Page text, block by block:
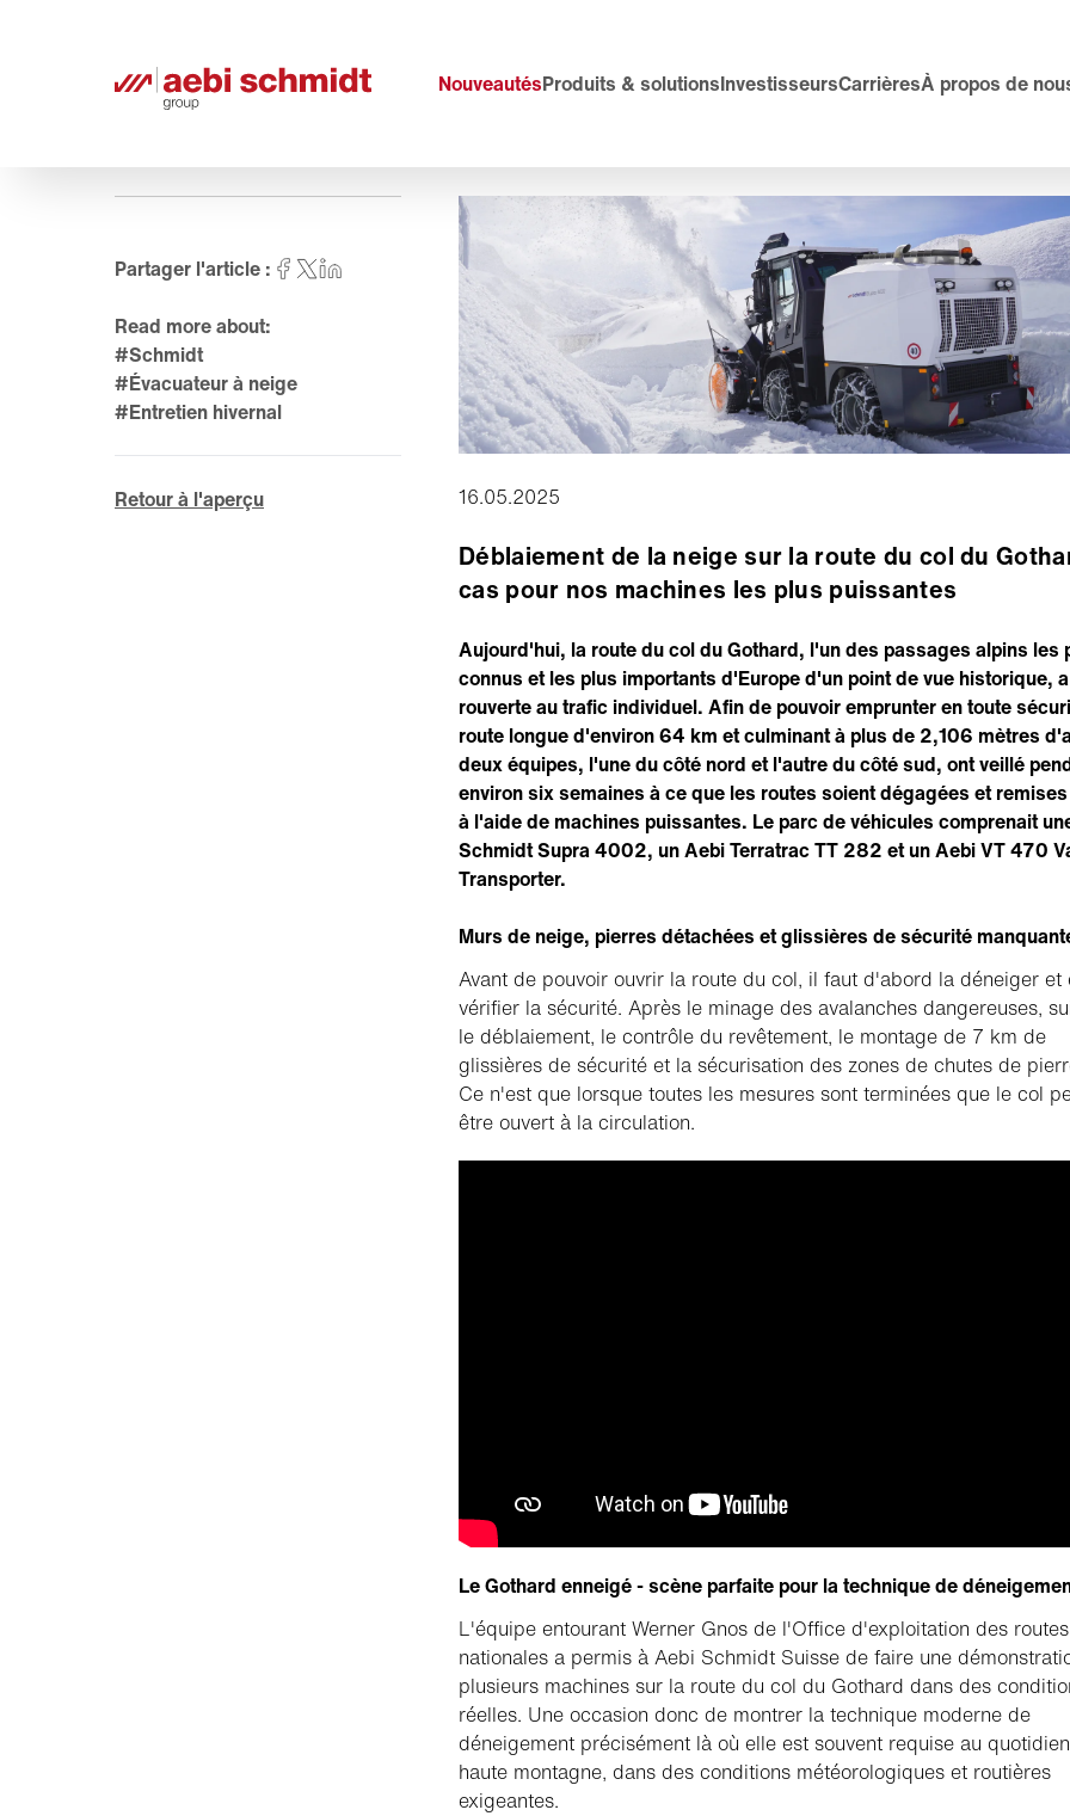
NouveautésProduits & solutionsInvestisseursCarrièresÀ propos de
Partager l'article :
Read more about:
#Schmidt
#Évacuateur à neige
#Entretien hivernal
Retour à l'aperçu 16.05.2025
Déblaiement de la neige sur la route du col du
cas pour nos machines les plus puissantes
Aujourd'hui, la route du col du Gothard, l'un des passages alpins les
connus et les plus importants d'Europe d'un point de vue historique,
rouverte au trafic individuel. Afin de pouvoir emprunter en toute
route longue d'environ 64 km et culminant à plus de 2,106 mètres
deux équipes, l'une du côté nord et l'autre du côté sud, ont veillé
environ six semaines à ce que les routes soient dégagées et
à l'aide de machines puissantes. Le parc de véhicules comprenait
Schmidt Supra 4002, un Aebi Terratrac TT 282 et un Aebi VT 470
Transporter.
Murs de neige, pierres détachées et glissières de sécurité
Avant de pouvoir ouvrir la route du col, il faut d'abord la déneiger et
vérifier la sécurité. Après le minage des avalanches dangereuses,
le déblaiement, le contrôle du revêtement, le montage de 7 km de
glissières de sécurité et la sécurisation des zones de chutes de
Ce n'est que lorsque toutes les mesures sont terminées que le col
être ouvert à la circulation.
Le Gothard enneigé - scène parfaite pour la technique de
L'équipe entourant Werner Gnos de l'Office d'exploitation des routes
nationales a permis à Aebi Schmidt Suisse de faire une
plusieurs machines sur la route du col du Gothard dans des
réelles. Une occasion donc de montrer la technique moderne de
déneigement précisément là où elle est souvent requise au
haute montagne, dans des conditions météorologiques et routières
exigeantes.